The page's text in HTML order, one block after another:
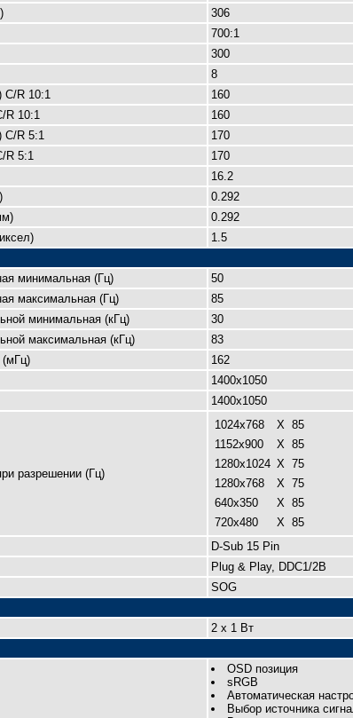
306
700:1
300
8
C/R 10:1
160
R 10:1
160
C/R 5:1
170
R 5:1
170
16.2
0.292
0.292
1.5
минимальная (Гц)
50
максимальная (Гц)
85
минимальная (кГц)
30
максимальная (кГц)
83
(мГц)
162
1400х1050
1400х1050
разрешении (Гц)
1024x768 X 85
1152х900
X 85
1280x1024 X 75
1280х768
X 75
640x350
X 85
720x480
X 85
D-Sub 15 Pin
Plug & Play, DDC1/2B
SOG
2 x 1 Вт
OSD позиция
sRGB
Автоматическая
Выбор источника